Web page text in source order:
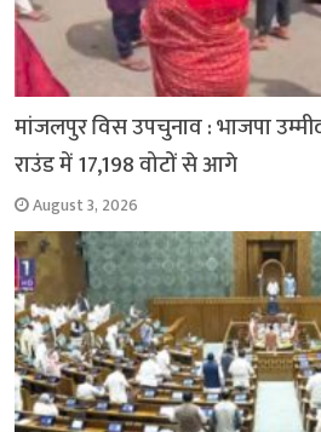
मांजलपुर विस उपचुनाव : भाजपा
राउंड में 17,198 वोटों से आगे
August 3, 2026